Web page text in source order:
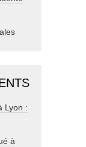
Lyon :
à